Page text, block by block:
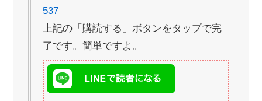
537
上記の「購読する」ボタンをタップで完
了です。簡単ですよ。